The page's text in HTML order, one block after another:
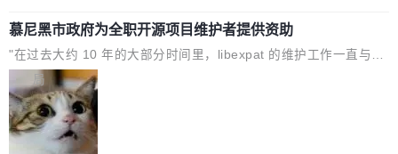
对音频采样频率设定了下限 采样率低于 8kHz
（通常被认为是 "telephone"/"walkie-talkie" 音
质的最低采样率）的音频格式将被拒绝 修复了 C
SS 圆角虚线样式中可能存在的问题 如果表单中
的图像元素不在同一个子树中，则它们将不再关
联 加...
释和代码校验，最终筛选出对用户体感最强的若干项。对于尚未正
式发版的 PG 19，则通过拉取过去一年内（从 PG 18 Beta1 时间
点至今）的所有 commit，同样交由 AI 分析提炼。经过人工复核，
准确度令人满意。这一方法也为社区爱好者提供了高效跟踪新版本
的思路。
慕尼黑市政府为全职开源项目维护者提供资助
"在过去大约 10 年的大部分时间里，libexpat 的维护工作一直与我
的日常工作、家务、社交生活和休闲娱乐竞争时间。" 这是 libexpa
t 维护者 Sebastian Pipping 写在博客里的话。8 月 4 日，他宣布
了一个新消息：从 2026 年 8 月 1 日起，他可以全职维护 libexpat
了，最长 6 个月。发工资的是慕尼黑市政府。 libexpat 是一个 C9
局